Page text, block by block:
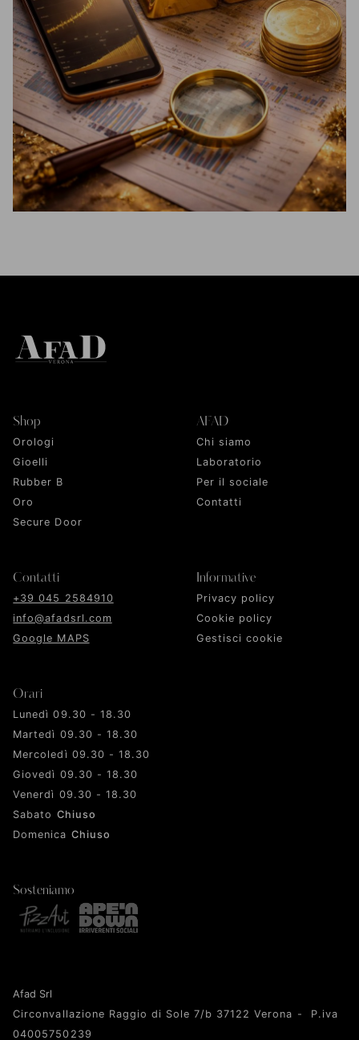
Shop
Orologi
Gioelli
Rubber B
Oro
Secure Door
AFAD
Chi siamo
Laboratorio
Per il sociale
Contatti
Contatti
+39 045 2584910
info@afadsrl.com
Google MAPS
Informative
Privacy policy
Cookie policy
Gestisci cookie
Orari
Lunedì 09.30 - 18.30
Martedì 09.30 - 18.30
Mercoledì 09.30 - 18.30
Giovedì 09.30 - 18.30
Venerdì 09.30 - 18.30
Sabato Chiuso
Domenica Chiuso
Sosteniamo
Afad Srl
Circonvallazione Raggio di Sole 7/b 37122 Verona - P.iva
04005750239